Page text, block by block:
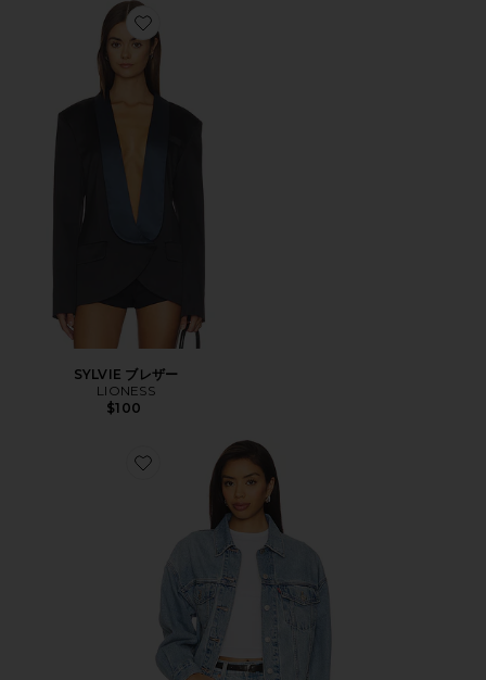
Favorite SYLVIE ブレザー
SYLVIE ブレザー
LIONESS
$100
Favorite 90S トラッカー